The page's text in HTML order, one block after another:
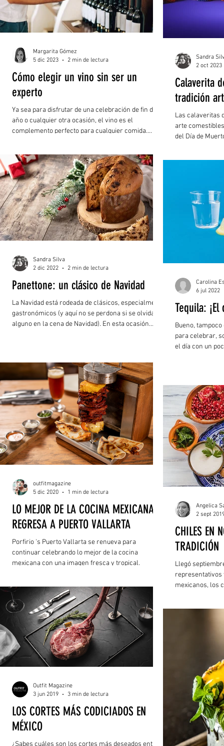
Cómo elegir un vino sin ser un
experto
Ya sea para disfrutar de una celebración de fin de
año o cualquier otra ocasión, el vino es el
complemento perfecto para cualquier comida.
buen vino puede no ser fácil, pero siguiendo estos
consejos, podrás garantizar el éxito en cualquier
reunión.
Margarita Gómez
5 dic 2023
2 min de lectura
Calaverita
tradición
Las calaveritas
arte
del Día de
Sandra
2 oct 2023
Panettone: un clásico de Navidad
La Navidad está rodeada de clásicos, especialmente
gastronómicos (y aquí no se perdona si se olvida
alguno en la cena de Navidad). En esta ocasión
de ingredientes y delicioso sabor a cítricos.
Sandra Silva
2 dic 2022
2 min de lectura
Tequila:
Bueno,
para celebrar,
el día con un
Carolina
6 jul 2022
LO MEJOR DE LA COCINA MEXICANA
REGRESA A PUERTO VALLARTA
Porfirio 's Puerto Vallarta se renueva para
continuar celebrando lo mejor de la cocina
mexicana con una imagen fresca y tropical.
outfitmagazine
5 dic 2020
1 min de lectura
CHILES EN
TRADICIÓN
Llegó
representativos
mexicanos, los
Angelica
2 sept
LOS CORTES MÁS CODICIADOS EN
MÉXICO
¿Sabes cuáles son los cortes más deseados entre
Outfit Magazine
3 jun 2019
3 min de lectura